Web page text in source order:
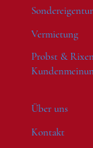
Vermietung
Probst &
Über uns
Kontakt